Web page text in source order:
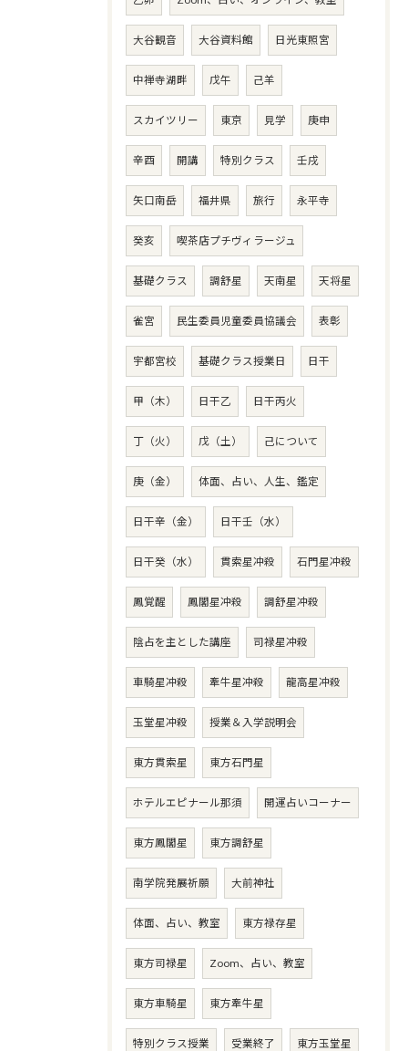
大谷観音 大谷資料館 日光東照宮
中禅寺湖畔 戊午 己羊
スカイツリー 東京 見学 庚申
辛酉 開講 特別クラス 壬戌
矢口南岳 福井県 旅行 永平寺
癸亥 喫茶店プチヴィラージュ
基礎クラス 調舒星 天南星 天将星
雀宮 民生委員児童委員協議会 表彰
宇都宮校 基礎クラス授業日 日干
甲（木） 日干乙 日干丙火
丁（火） 戊（土） 己について
庚（金） 体面、占い、人生、鑑定
日干辛（金） 日干壬（水）
日干癸（水） 貫索星冲殺 石門星冲殺
鳳覚醒 鳳閣星冲殺 調舒星冲殺
陰占を主とした講座 司禄星冲殺
車騎星冲殺 牽牛星冲殺 龍高星冲殺
玉堂星冲殺 授業＆入学説明会
東方貫索星 東方石門星
ホテルエピナール那須 開運占いコーナー
東方鳳閣星 東方調舒星
南学院発展祈願 大前神社
体面、占い、教室 東方禄存星
東方司禄星 Zoom、占い、教室
東方車騎星 東方牽牛星
特別クラス授業 受業終了 東方玉堂星